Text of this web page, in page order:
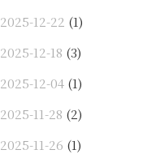
2025-12-22 (1)
2025-12-18 (3)
2025-12-04 (1)
2025-11-28 (2)
2025-11-26 (1)